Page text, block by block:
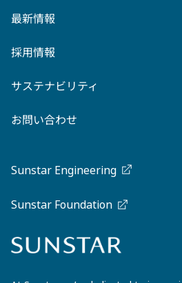
最新情報
採用情報
サステナビリティ
お問い合わせ
Sunstar Engineering
Sunstar Foundation